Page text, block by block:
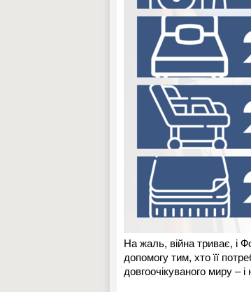
На жаль, війна триває, і
допомогу тим, хто її
довгоочікуваного миру –